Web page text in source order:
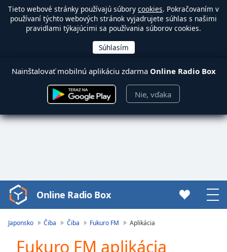
Tieto webové stránky používajú súbory cookies. Pokračovaním v
používaní týchto webových stránok vyjadrujete súhlas s našimi
pravidlami týkajúcimi sa používania súborov cookies.
Nainštalovať mobilnú aplikáciu zdarma Online Radio Box
Nie, vďaka
Video
Player
Online Radio Box
Japonsko Čiba Čiba Fukuro FM Aplikácia
Fukuro FM aplikácia